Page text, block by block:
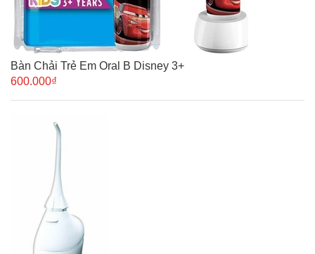
Bàn Chải Trẻ Em Oral B Disney 3+
600.000₫